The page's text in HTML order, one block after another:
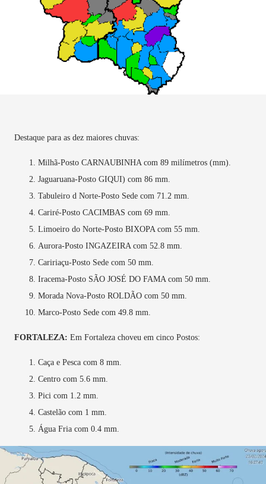
Destaque para as dez maiores chuvas:
Milhã-Posto CARNAUBINHA com 89 milímetros (mm).
Jaguaruana-Posto GIQUI) com 86 mm.
Tabuleiro d Norte-Posto Sede com 71.2 mm.
Cariré-Posto CACIMBAS com 69 mm.
Limoeiro do Norte-Posto BIXOPA com 55 mm.
Aurora-Posto INGAZEIRA com 52.8 mm.
Caririaçu-Posto Sede com 50 mm.
Iracema-Posto SÃO JOSÉ DO FAMA com 50 mm.
Morada Nova-Posto ROLDÃO com 50 mm.
Marco-Posto Sede com 49.8 mm.
FORTALEZA: Em Fortaleza choveu em cinco Postos:
Caça e Pesca com 8 mm.
Centro com 5.6 mm.
Pici com 1.2 mm.
Castelão com 1 mm.
Água Fria com 0.4 mm.